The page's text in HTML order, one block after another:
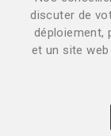
discuter de
déploiement,
et un site